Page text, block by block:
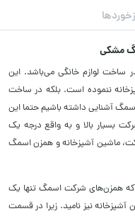
ساخت لوازم خانگی می‌باشد. این
ننموده است. بلکه در ساخت
آشنایی داشته باشیم حتما این
بسیار بالا و به واقع درجه یک
ماشین آشپزخانه و همزن اسمگ
که همزن‌های شرکت اسمگ تنها یک
نیز نامید. زیرا در قسمت